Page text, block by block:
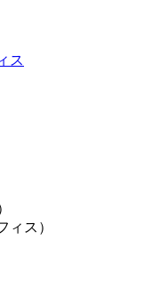
ス
ィス）